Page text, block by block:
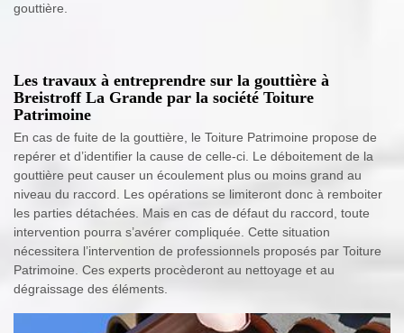
gouttière.
Les travaux à entreprendre sur la gouttière à
Breistroff La Grande par la société Toiture
Patrimoine
En cas de fuite de la gouttière, le Toiture Patrimoine propose de
repérer et d’identifier la cause de celle-ci. Le déboitement de la
gouttière peut causer un écoulement plus ou moins grand au
niveau du raccord. Les opérations se limiteront donc à remboiter
les parties détachées. Mais en cas de défaut du raccord, toute
intervention pourra s’avérer compliquée. Cette situation
nécessitera l’intervention de professionnels proposés par Toiture
Patrimoine. Ces experts procèderont au nettoyage et au
dégraissage des éléments.